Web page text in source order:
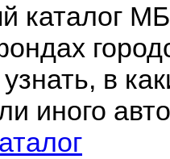
каталог
в
иного